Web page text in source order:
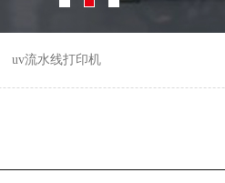
uv流水线打印机